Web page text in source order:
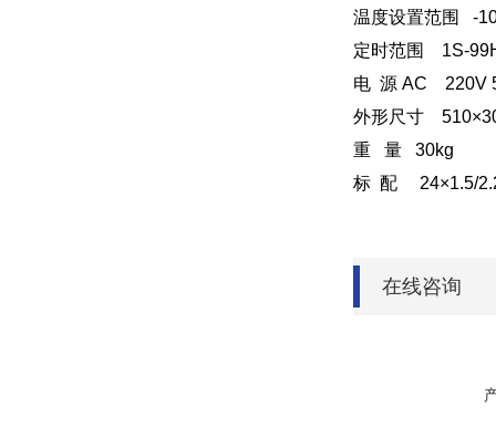
温度设置范围 -
定时范围 1S-
电 源 AC 220V
外形尺寸
重 量 30kg
标 配 24×1.5/
在线咨询